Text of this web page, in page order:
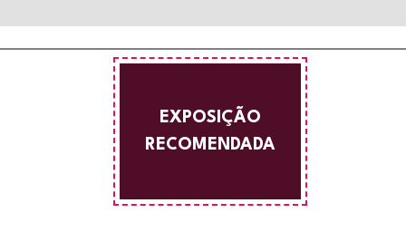
EXPOSIÇÃO
RECOMENDADA